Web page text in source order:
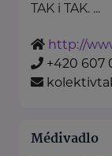
TAK i TAK. ...
http://
+420 607
Médivadlo